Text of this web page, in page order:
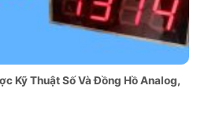
Kỹ Thuật Số Và Đồng Hồ Analog,